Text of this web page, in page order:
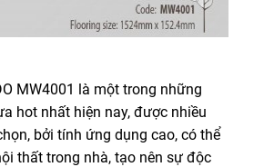
MW4001 là một trong những
hot nhất hiện nay, được nhiều
bởi tính ứng dụng cao, có thể
thất trong nhà, tạo nên sự độc